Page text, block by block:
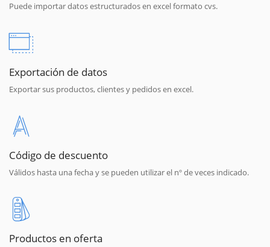
Puede importar datos estructurados en excel formato cvs.
Exportación de datos
Exportar sus productos, clientes y pedidos en excel.
Código de descuento
Válidos hasta una fecha y se pueden utilizar el nº de veces indicado.
Productos en oferta